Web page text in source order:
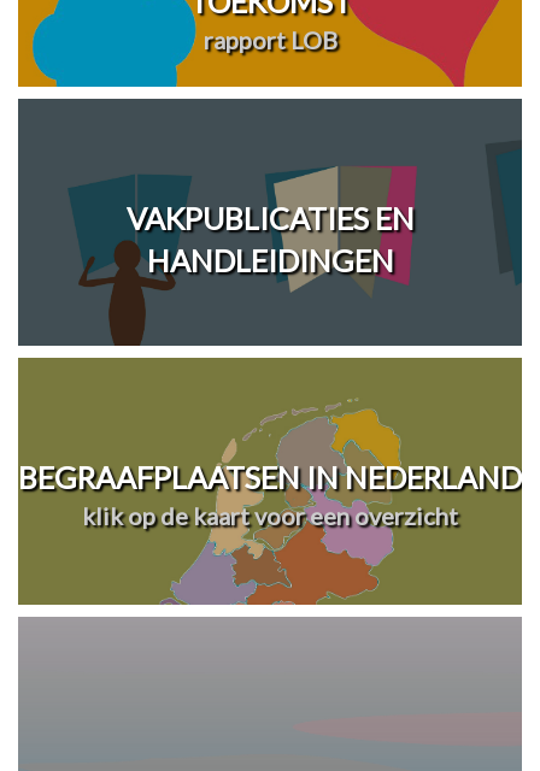
rapport LOB
VAKPUBLICATIES EN
HANDLEIDINGEN
BEGRAAFPLAATSEN IN NEDERLAND
klik op de kaart voor een overzicht